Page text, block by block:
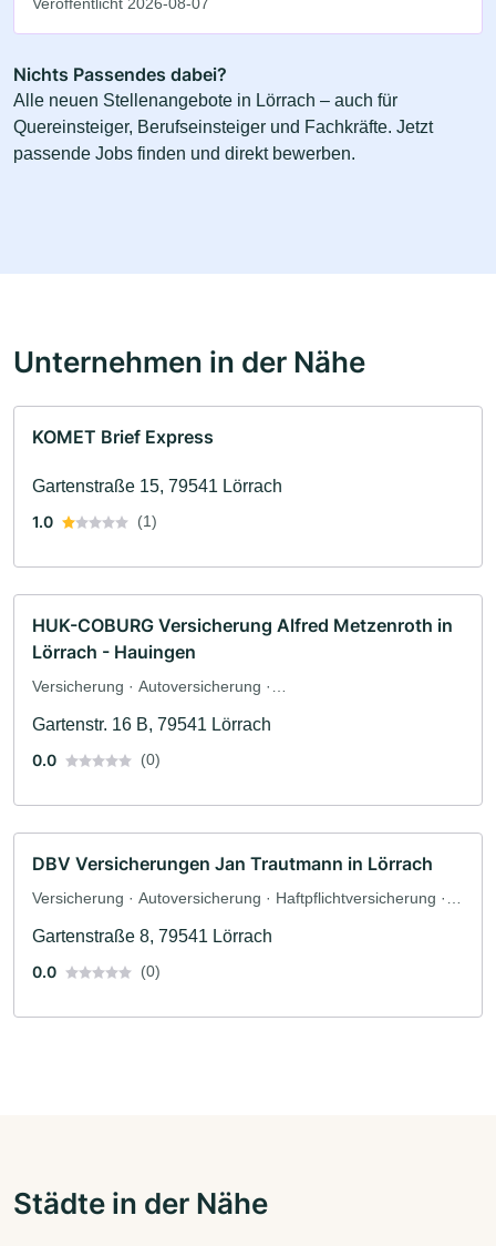
Nichts Passendes dabei?
Alle neuen Stellenangebote in Lörrach – auch für
Quereinsteiger, Berufseinsteiger und Fachkräfte. Jetzt
passende Jobs finden und direkt bewerben.
Unternehmen in der Nähe
KOMET Brief Express
Gartenstraße 15, 79541 Lörrach
1.0
(1)
HUK-COBURG Versicherung Alfred Metzenroth in
Lörrach - Hauingen
Versicherung · Autoversicherung ·
Gartenstr. 16 B, 79541 Lörrach
0.0
(0)
DBV Versicherungen Jan Trautmann in Lörrach
Versicherung · Autoversicherung · Haftpflichtversicherung ·
Gartenstraße 8, 79541 Lörrach
0.0
(0)
Städte in der Nähe